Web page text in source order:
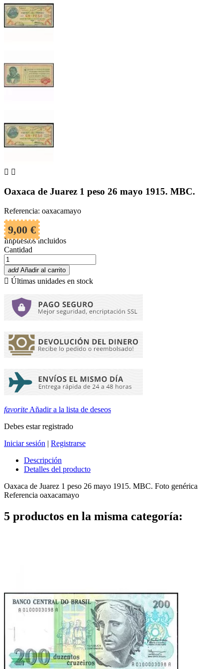
 
Oaxaca de Juarez 1 peso 26 mayo 1915. MBC.
Referencia: oaxacamayo
9,00 €
Impuestos incluidos
Cantidad
add Añadir al carrito
 Últimas unidades en stock
favorite Añadir a la lista de deseos
Debes estar registrado
Iniciar sesión | Registrarse
Descripción
Detalles del producto
Oaxaca de Juarez 1 peso 26 mayo 1915. MBC. Foto genérica
Referencia oaxacamayo
5 productos en la misma categoría: